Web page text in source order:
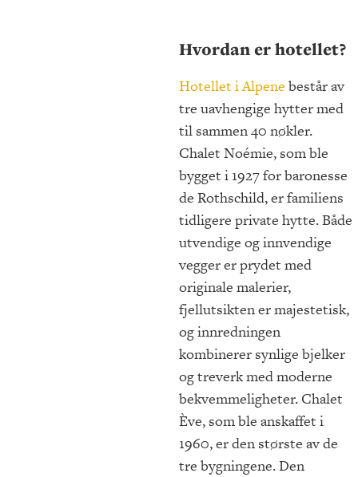
Hvordan er hotellet?
Hotellet i Alpene består av
tre uavhengige hytter med
til sammen 40 nøkler.
Chalet Noémie, som ble
bygget i 1927 for baronesse
de Rothschild, er familiens
tidligere private hytte. Både
utvendige og innvendige
vegger er prydet med
originale malerier,
fjellutsikten er majestetisk,
og innredningen
kombinerer synlige bjelker
og treverk med moderne
bekvemmeligheter. Chalet
Ève, som ble anskaffet i
1960, er den største av de
tre bygningene. Den